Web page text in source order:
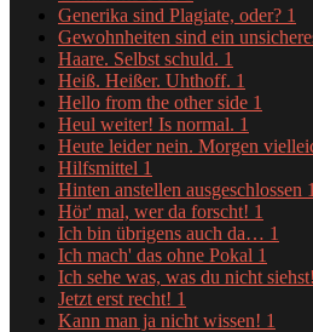
Generika sind Plagiate, oder? 1
Gewohnheiten sind ein
Haare. Selbst schuld. 1
Heiß. Heißer. Uhthoff. 1
Hello from the other side 1
Heul weiter! Is normal. 1
Heute leider nein. Morgen
Hilfsmittel 1
Hinten anstellen ausgeschlossen 1
Hör' mal, wer da forscht! 1
Ich bin übrigens auch da… 1
Ich mach' das ohne Pokal 1
Ich sehe was, was du nicht siehst!
Jetzt erst recht! 1
Kann man ja nicht wissen! 1